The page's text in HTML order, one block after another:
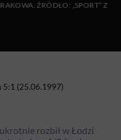
ŹRÓDŁO: „SPORT” Z
rozbił w Łodzi